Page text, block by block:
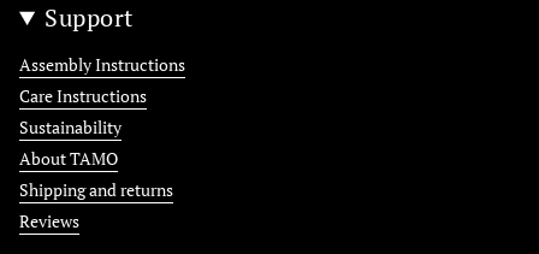
Support
Assembly Instructions
Care Instructions
Sustainability
About TAMO
Shipping and returns
Reviews